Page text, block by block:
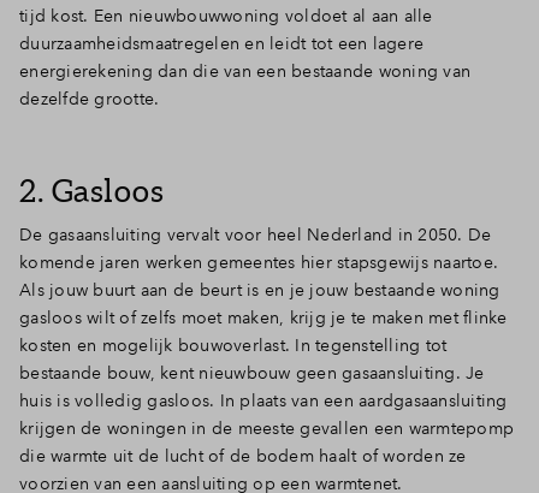
tijd kost. Een nieuwbouwwoning voldoet al aan alle
duurzaamheidsmaatregelen en leidt tot een lagere
energierekening dan die van een bestaande woning van
dezelfde grootte.
2. Gasloos
De gasaansluiting vervalt voor heel Nederland in 2050. De
komende jaren werken gemeentes hier stapsgewijs naartoe.
Als jouw buurt aan de beurt is en je jouw bestaande woning
gasloos wilt of zelfs moet maken, krijg je te maken met flinke
kosten en mogelijk bouwoverlast. In tegenstelling tot
bestaande bouw, kent nieuwbouw geen gasaansluiting. Je
huis is volledig gasloos. In plaats van een aardgasaansluiting
krijgen de woningen in de meeste gevallen een warmtepomp
die warmte uit de lucht of de bodem haalt of worden ze
voorzien van een aansluiting op een warmtenet.